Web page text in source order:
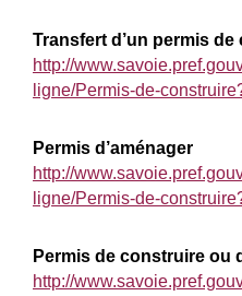
Transfert d’un permis
http://
ligne/Permis-de-
Permis d’aménager
http://
ligne/Permis-de-
Permis de construire ou
http://